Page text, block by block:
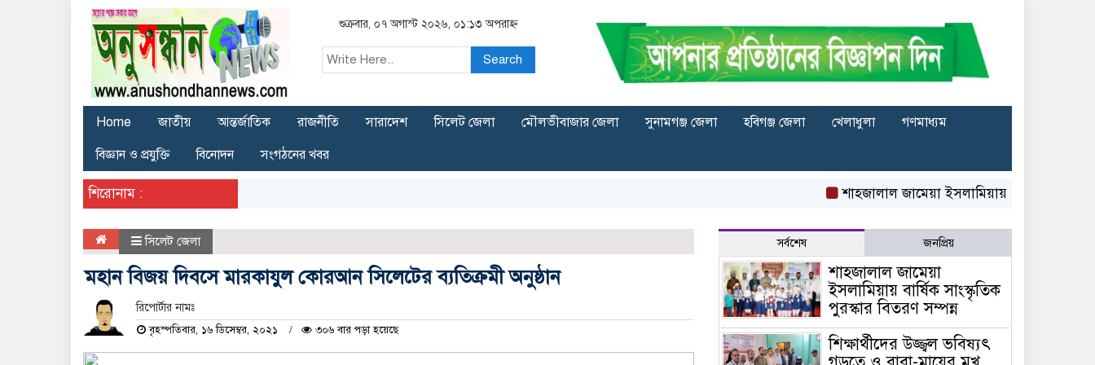
শুক্রবার, ০৭ অগাস্ট ২০২৬, ০১:১৩ অপরাহ্ন
Search
Home জাতীয় আন্তর্জাতিক রাজনীতি সারাদেশ সিলেট জেলা মৌলভীবাজার জেলা সুনামগঞ্জ জেলা হবিগঞ্জ জেলা খেলাধুলা
গণমাধ্যম
বিজ্ঞান ও প্রযুক্তি
বিনোদন সংগঠনের খবর
শিরোনাম : শাহজালাল জামেয়া ইসলামিয়ায় বার্ষিক সাংস্কৃতিক
সিলেট জেলা
মহান বিজয় দিবসে মারকাযুল কোরআন সিলেটের ব্যতিক্রমী অনুষ্ঠান
রিপোর্টার নামঃ
বৃহস্পতিবার, ১৬ ডিসেম্বর, ২০২১ ৩০৬ বার পড়া হয়েছে
সর্বশেষ জনপ্রিয়
শাহজালাল জামেয়া
ইসলামিয়ায় বার্ষিক সাংস্কৃতিক
পুরস্কার বিতরণ সম্পন্ন
শিক্ষার্থীদের উজ্জ্বল ভবিষ্যৎ